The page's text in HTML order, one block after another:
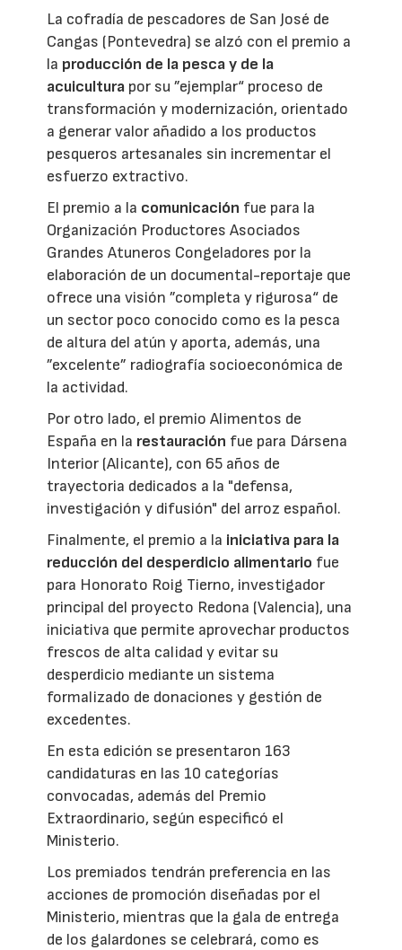
La cofradía de pescadores de San José de
Cangas (Pontevedra) se alzó con el premio a
la producción de la pesca y de la
acuicultura por su ”ejemplar“ proceso de
transformación y modernización, orientado
a generar valor añadido a los productos
pesqueros artesanales sin incrementar el
esfuerzo extractivo.
El premio a la comunicación fue para la
Organización Productores Asociados
Grandes Atuneros Congeladores por la
elaboración de un documental-reportaje que
ofrece una visión ”completa y rigurosa“ de
un sector poco conocido como es la pesca
de altura del atún y aporta, además, una
”excelente” radiografía socioeconómica de
la actividad.
Por otro lado, el premio Alimentos de
España en la restauración fue para Dársena
Interior (Alicante), con 65 años de
trayectoria dedicados a la "defensa,
investigación y difusión" del arroz español.
Finalmente, el premio a la iniciativa para la
reducción del desperdicio alimentario fue
para Honorato Roig Tierno, investigador
principal del proyecto Redona (Valencia), una
iniciativa que permite aprovechar productos
frescos de alta calidad y evitar su
desperdicio mediante un sistema
formalizado de donaciones y gestión de
excedentes.
En esta edición se presentaron 163
candidaturas en las 10 categorías
convocadas, además del Premio
Extraordinario, según especificó el
Ministerio.
Los premiados tendrán preferencia en las
acciones de promoción diseñadas por el
Ministerio, mientras que la gala de entrega
de los galardones se celebrará, como es